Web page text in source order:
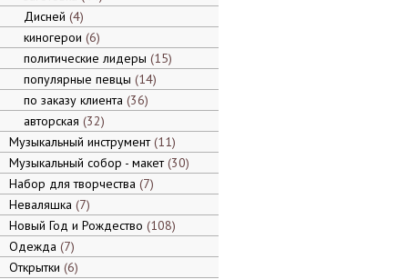
Дисней 4
киногерои 6
политические лидеры 15
популярные певцы 14
по заказу клиента 36
авторская 32
Музыкальный инструмент 11
Музыкальный собор - макет 30
Набор для творчества 7
Неваляшка 7
Новый Год и Рождество 108
Одежда 7
Открытки 6